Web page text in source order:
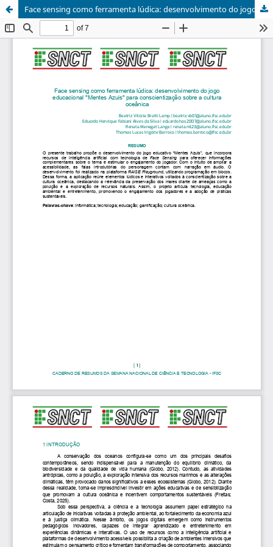
Face sensing como ferramenta lúdica: desenvolvimento do jogo educacional "Mentes Azuis" para conscientização sobre a cultura oceânica